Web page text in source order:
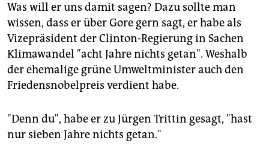
Was will er uns damit sagen? Dazu sollte man
wissen, dass er über Gore gern sagt, er habe als
Vizepräsident der Clinton-Regierung in Sachen
Klimawandel "acht Jahre nichts getan". Weshalb
der ehemalige grüne Umweltminister auch den
Friedensnobelpreis verdient habe.
"Denn du", habe er zu Jürgen Trittin gesagt, "hast
nur sieben Jahre nichts getan."